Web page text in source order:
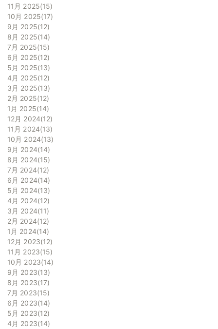
11月 2025 15
10月 2025 17
9月 2025 12
8月 2025 14
7月 2025 15
6月 2025 12
5月 2025 13
4月 2025 12
3月 2025 13
2月 2025 12
1月 2025 14
12月 2024 12
11月 2024 13
10月 2024 13
9月 2024 14
8月 2024 15
7月 2024 12
6月 2024 14
5月 2024 13
4月 2024 12
3月 2024 11
2月 2024 12
1月 2024 14
12月 2023 12
11月 2023 15
10月 2023 14
9月 2023 13
8月 2023 17
7月 2023 15
6月 2023 14
5月 2023 12
4月 2023 14